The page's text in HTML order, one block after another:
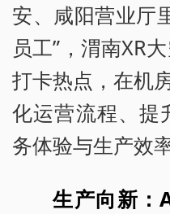
安、咸阳营业厅
员工”，渭南XR
打卡热点，在机
化运营流程、提
务体验与生产效
生产向新：